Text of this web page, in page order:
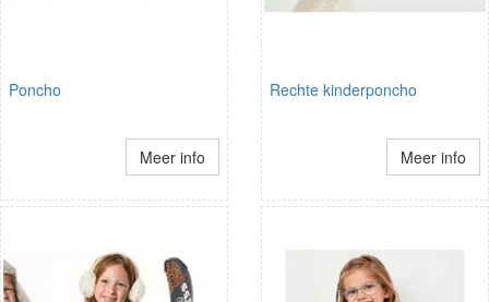
Poncho
Meer info
Rechte kinderponcho
Meer info